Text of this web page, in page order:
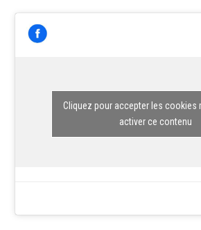
Cliquez pour accepter les cookies
activer ce contenu